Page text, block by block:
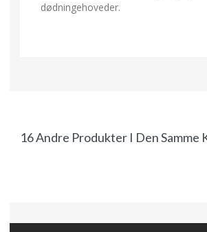
dødningehoveder.
16 Andre Produkter I Den Samme